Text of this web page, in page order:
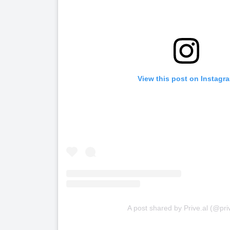
View this post on
A post shared by Prive.al